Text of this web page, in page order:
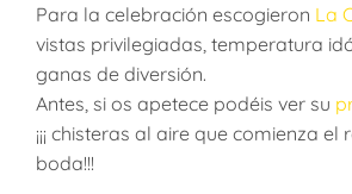
Para la celebración escogieron La
vistas privilegiadas, temperatura
ganas de diversión.
Antes, si os apetece podéis ver su
¡¡¡ chisteras al aire que comienza
boda!!!